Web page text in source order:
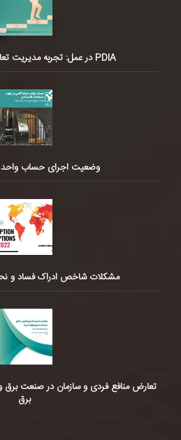
PDIA در عمل: تجربه مدیریت تعارض منافع در ایران
وضعیت اجرای حساب واحد
مشکلات شاخص ادراک فساد و
تعارض منافع فردی و سازمان در صنعت
برق